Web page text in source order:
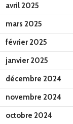
avril 2025
mars 2025
février 2025
janvier 2025
décembre 2024
novembre 2024
octobre 2024